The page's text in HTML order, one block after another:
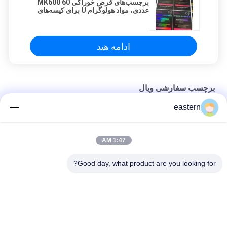
برچسب‌های قرص خوراکی MK600 60
عددی، مواد هولوگرام U برای کیسه‌های
ادامه هید
برچسب سفارشی ویال
برچسب های لیوان شیشه ای 10 میلی لیتر
برچسب های شخصی برای بطری های 10 میلی لیتر
برچسب های برچسب های طلایی
eastern
1:47 AM
Good day, what product are you looking for?